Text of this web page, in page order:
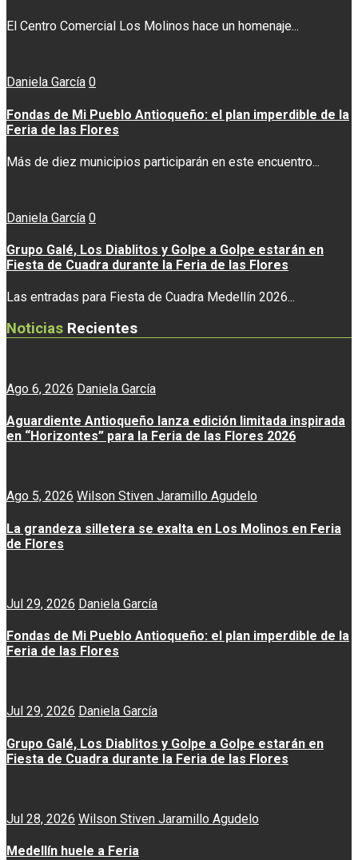
El Centro Comercial Los Molinos hace un homenaje...
Daniela García 0
Fondas de Mi Pueblo Antioqueño: el plan imperdible de la
Feria de las Flores
Más de diez municipios participarán en este encuentro...
Daniela García 0
Grupo Galé, Los Diablitos y Golpe a Golpe estarán en
Fiesta de Cuadra durante la Feria de las Flores
Las entradas para Fiesta de Cuadra Medellín 2026...
Noticias Recientes
Ago 6, 2026 Daniela García
Aguardiente Antioqueño lanza edición limitada inspirada
en “Horizontes” para la Feria de las Flores 2026
Ago 5, 2026 Wilson Stiven Jaramillo Agudelo
La grandeza silletera se exalta en Los Molinos en Feria
de Flores
Jul 29, 2026 Daniela García
Fondas de Mi Pueblo Antioqueño: el plan imperdible de la
Feria de las Flores
Jul 29, 2026 Daniela García
Grupo Galé, Los Diablitos y Golpe a Golpe estarán en
Fiesta de Cuadra durante la Feria de las Flores
Jul 28, 2026 Wilson Stiven Jaramillo Agudelo
Medellín huele a Feria